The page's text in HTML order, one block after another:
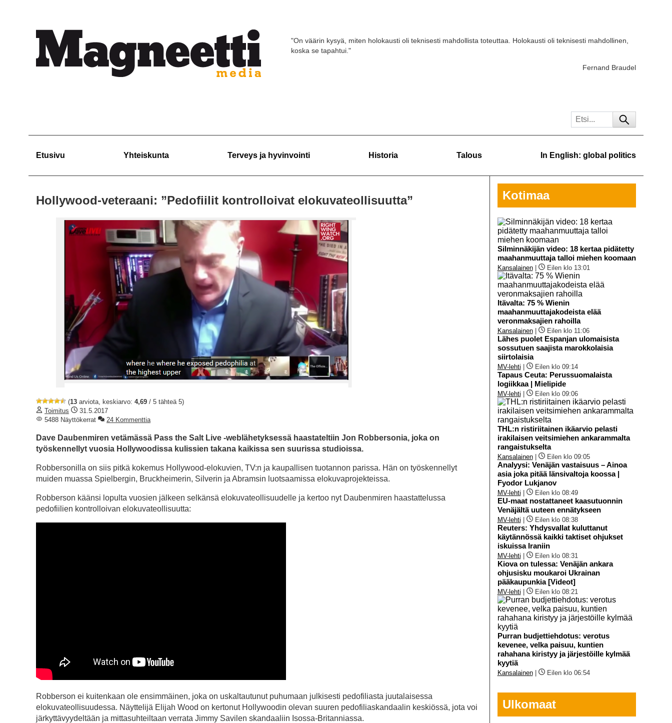
"On väärin kysyä, miten holokausti oli teknisesti mahdollista toteuttaa. Holokausti oli teknisesti mahdollinen,
koska se tapahtui."
Fernand Braudel
Etusivu Yhteiskunta Terveys ja hyvinvointi Historia Talous In English: global politics
Hollywood-veteraani: ”Pedofiilit kontrolloivat elokuvateollisuutta”
(13 arviota, keskiarvo: 4,69 / 5 tähteä 5)
Toimitus
31.5.2017
5488 Näyttökerrat
24 Kommenttia
Dave Daubenmiren vetämässä Pass the Salt Live -weblähetyksessä haastateltiin Jon Robbersonia, joka on
työskennellyt vuosia Hollywoodissa kulissien takana kaikissa sen suurissa studioissa.
Robbersonilla on siis pitkä kokemus Hollywood-elokuvien, TV:n ja kaupallisen tuotannon parissa. Hän on työskennellyt
muiden muassa Spielbergin, Bruckheimerin, Silverin ja Abramsin luotsaamissa elokuvaprojekteissa.
Robberson käänsi lopulta vuosien jälkeen selkänsä elokuvateollisuudelle ja kertoo nyt Daubenmiren haastattelussa
pedofiilien kontrolloivan elokuvateollisuutta:
Robberson ei kuitenkaan ole ensimmäinen, joka on uskaltautunut puhumaan julkisesti pedofiliasta juutalaisessa
elokuvateollisuudessa. Näyttelijä Elijah Wood on kertonut Hollywoodin olevan suuren pedofiliaskandaalin keskiössä, jota voi
järkyttävyydeltään ja mittasuhteiltaan verrata Jimmy Savilen skandaaliin Isossa-Britanniassa.
Kotimaa
Silminnäkijän video: 18 kertaa pidätetty
maahanmuuttaja talloi miehen koomaan
Kansalainen| Eilen klo 13:01
Itävalta: 75 % Wienin
maahanmuuttajakodeista elää
veronmaksajien rahoilla
Kansalainen| Eilen klo 11:06
Lähes puolet Espanjan ulomaisista
sossutuen saajista marokkolaisia
siirtolaisia
MV-lehti Eilen klo 09:14
Tapaus Ceuta: Perussuomalaista
logiikkaa | Mielipide
MV-lehti Eilen klo 09:06
THL:n ristiriitainen ikäarvio pelasti
irakilaisen veitsimiehen ankarammalta
rangaistukselta
Kansalainen| Eilen klo 09:05
Analyysi: Venäjän vastaisuus – Ainoa
asia joka pitää länsivaltoja koossa |
Fyodor Lukjanov
MV-lehti Eilen klo 08:49
EU-maat nostattaneet kaasutuonnin
Venäjältä uuteen ennätykseen
MV-lehti Eilen klo 08:38
Reuters: Yhdysvallat kuluttanut
käytännössä kaikki taktiset ohjukset
iskuissa Iraniin
MV-lehti Eilen klo 08:31
Kiova on tulessa: Venäjän ankara
ohjusisku moukaroi Ukrainan
pääkaupunkia [Videot]
MV-lehti Eilen klo 08:21
Purran budjettiehdotus: verotus
kevenee, velka paisuu, kuntien
rahahana kiristyy ja järjestöille kylmää
kyytiä
Kansalainen| Eilen klo 06:54
Ulkomaat